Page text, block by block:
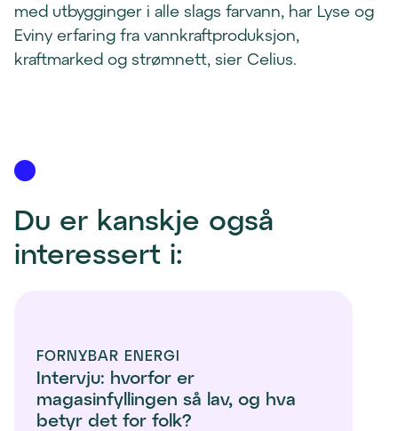
med utbygginger i alle slags farvann, har Lyse og
Eviny erfaring fra vannkraftproduksjon,
kraftmarked og strømnett, sier Celius.
Du er kanskje også
interessert i:
FORNYBAR ENERGI
Intervju: hvorfor er
magasinfyllingen så lav, og hva
betyr det for folk?